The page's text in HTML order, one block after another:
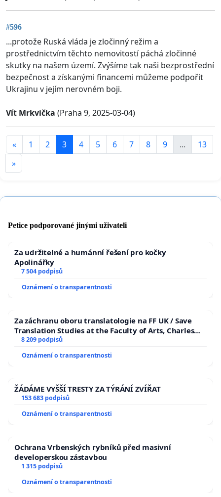
#596
...protože Ruská vláda je zločinný režim a
prostřednictvím těchto nemovitostí páchá zločinné
skutky na našem území. Zvýšíme tak naši bezprostřední
bezpečnost a získanými financemi můžeme podpořit
Ukrajinu v jejím nerovném boji.
Vít Mrkvička (Praha 9, 2025-03-04)
« 1 2 3 4 5 6 7 8 9 ...
13
»
Petice podporované jinými uživateli
Za udržitelné a humánní řešení pro kočky
Apolinářky
7 504 podpisů
Oznámení o transparentnosti
Za záchranu oboru translatologie na FF UK / Save
Translation Studies at the Faculty of Arts, Charles
University
8 209 podpisů
Oznámení o transparentnosti
ŽÁDÁME VYŠŠÍ TRESTY ZA TÝRÁNÍ ZVÍŘAT
153 683 podpisů
Oznámení o transparentnosti
Ochrana Vrbenských rybníků před masivní
developerskou zástavbou
1 315 podpisů
Oznámení o transparentnosti